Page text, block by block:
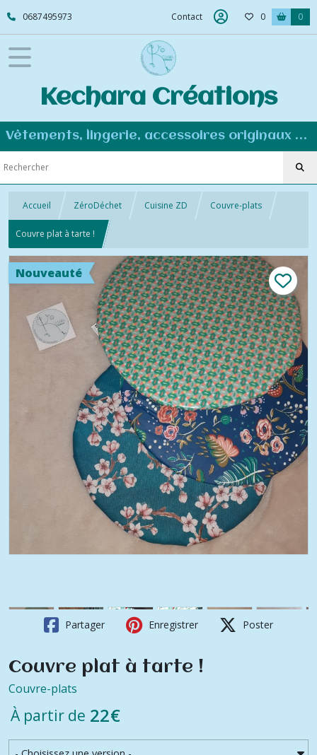
0687495973 Contact 0 0
Kechara Créations
Vêtements, lingerie, accessoires originaux et personnalisés - Couture éco-responsable
Accueil ZéroDéchet Cuisine ZD Couvre-plats
Couvre plat à tarte !
Nouveauté
Partager Enregistrer Poster
Couvre plat à tarte !
Couvre-plats
À partir de 22€